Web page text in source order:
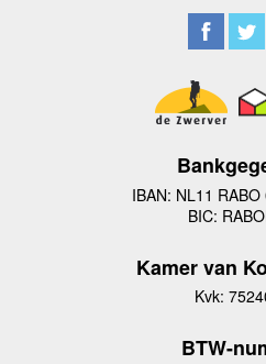
IBAN: NL11
BIC:
Kamer van
Kvk:
BTW-